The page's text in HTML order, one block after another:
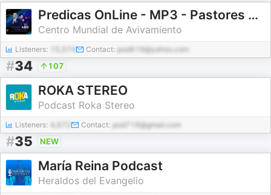
Predicas OnLine - MP3 - Pastores Ricardo y Ma. Patricia de Rodriguez
Centro Mundial de Avivamiento
Listeners: Contact: pod619@yahoo.com
#34 107
ROKA STEREO
Podcast Roka Stereo
Listeners: Contact: pod719@gmail.com
#35 NEW
María Reina Podcast
Heraldos del Evangelio